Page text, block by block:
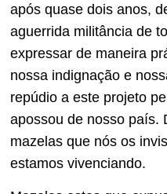
após quase dois anos,
aguerrida militância de
expressar de maneira
nossa indignação e
repúdio a este projeto
apossou de nosso país.
mazelas que nós os
estamos vivenciando.